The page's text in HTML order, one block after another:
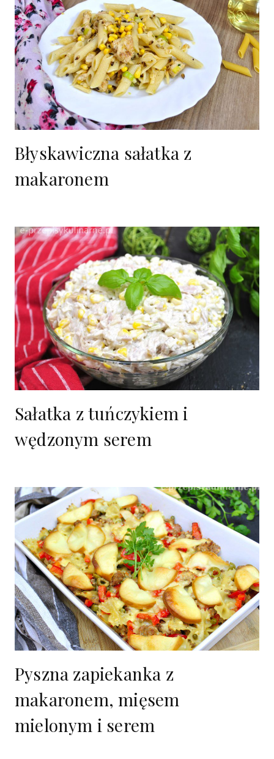
Błyskawiczna sałatka z
makaronem
Sałatka z tuńczykiem i
wędzonym serem
Pyszna zapiekanka z
makaronem, mięsem
mielonym i serem